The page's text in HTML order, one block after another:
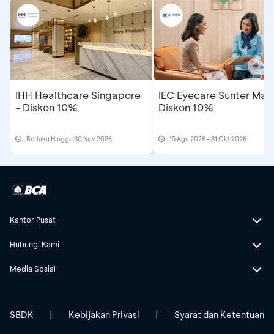
IHH Healthcare Singapore
- Diskon 10%
Berlaku Hingga 30 Nov 2026
IEC Eyecare Sunter
Diskon 10%
15 Agu 2026 - 31 Okt 2026
Kantor Pusat
Hubungi Kami
Media Sosial
SBDK Kebijakan Privasi Syarat dan Ketentuan